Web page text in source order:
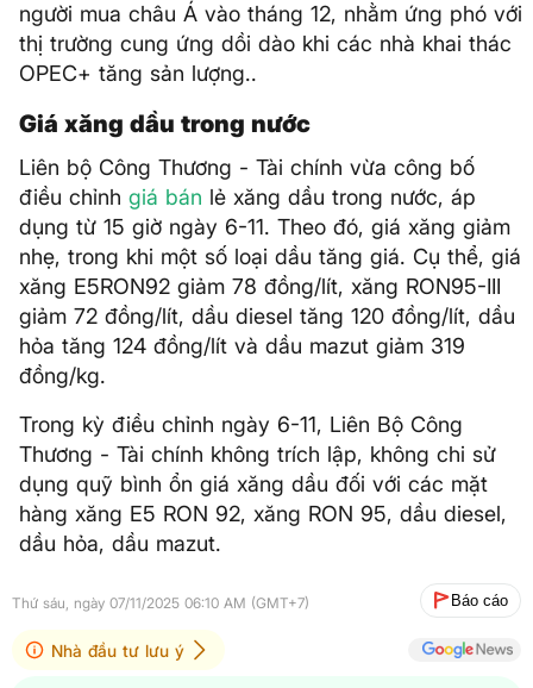
người mua châu Á vào tháng 12, nhằm ứng phó với
thị trường cung ứng dồi dào khi các nhà khai thác
OPEC+ tăng sản lượng..
Giá xăng dầu trong nước
Liên bộ Công Thương - Tài chính vừa công bố
điều chỉnh giá bán lẻ xăng dầu trong nước, áp
dụng từ 15 giờ ngày 6-11. Theo đó, giá xăng giảm
nhẹ, trong khi một số loại dầu tăng giá. Cụ thể, giá
xăng E5RON92 giảm 78 đồng/lít, xăng RON95-III
giảm 72 đồng/lít, dầu diesel tăng 120 đồng/lít, dầu
hỏa tăng 124 đồng/lít và dầu mazut giảm 319
đồng/kg.
Trong kỳ điều chỉnh ngày 6-11, Liên Bộ Công
Thương - Tài chính không trích lập, không chi sử
dụng quỹ bình ổn giá xăng dầu đối với các mặt
hàng xăng E5 RON 92, xăng RON 95, dầu diesel,
dầu hỏa, dầu mazut.
Thứ sáu, ngày 07/11/2025 06:10 AM (GMT+7) Báo cáo
Nhà đầu tư lưu ý